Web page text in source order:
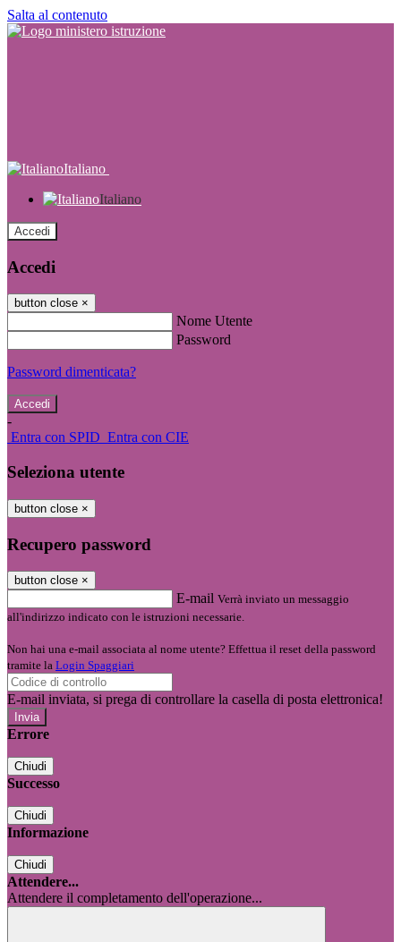
Salta al contenuto
Italiano
Italiano
Accedi
Accedi
button close ×
Nome Utente
Password
Password dimenticata?
-
Entra con SPID Entra con CIE
Seleziona utente
button close ×
Recupero password
button close ×
E-mail Verrà inviato un messaggio
all'indirizzo indicato con le istruzioni necessarie.
Non hai una e-mail associata al nome utente? Effettua il reset della password
tramite la Login Spaggiari
E-mail inviata, si prega di controllare la casella di posta elettronica!
Errore
Chiudi
Successo
Chiudi
Informazione
Chiudi
Attendere...
Attendere il completamento dell'operazione...